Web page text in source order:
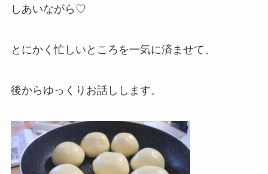
しあいながら♡
とにかく忙しいところを一気に済ませて、
後からゆっくりお話しします。